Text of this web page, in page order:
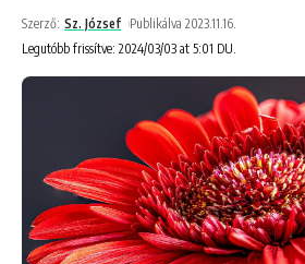
Legutóbb frissítve: 2024/03/03 at 5:01 DU.
Szerző: Sz. József Publikálva 2023.11.16.